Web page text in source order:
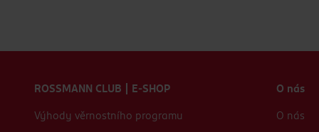
ROSSMANN CLUB | E-SHOP
Výhody věrnostního programu
O nás
O nás